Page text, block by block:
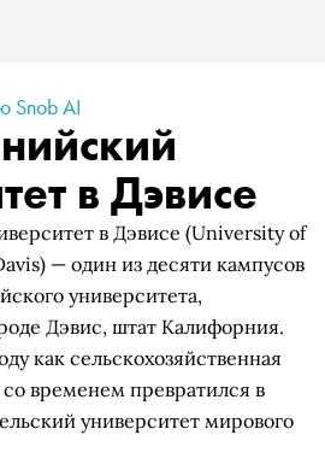
Snob AI
в Дэвисе
в Дэвисе (University of
— один из десяти кампусов
университета,
Дэвис, штат Калифорния.
как сельскохозяйственная
временем превратился в
университет мирового